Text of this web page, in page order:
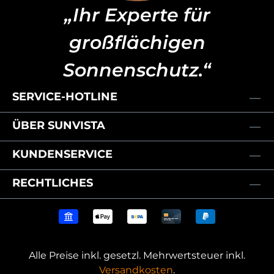
„Ihr Experte für
großflächigen
Sonnenschutz.“
SERVICE-HOTLINE
ÜBER SUNVISTA
KUNDENSERVICE
RECHTLICHES
Alle Preise inkl. gesetzl. Mehrwertsteuer inkl.
Versandkosten.